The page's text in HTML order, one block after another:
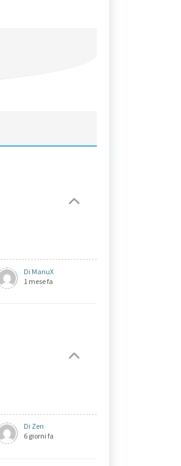
Di ManuX
1 mese fa
Di Zen
6 giorni fa